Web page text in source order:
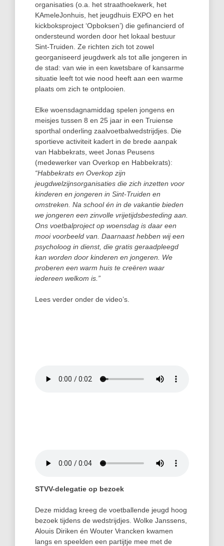
organisaties (o.a. het straathoekwerk, het
KAmeleJonhuis, het jeugdhuis EXPO en het
kickboksproject ‘Opboksen’) die gefinancierd of
ondersteund worden door het lokaal bestuur
Sint-Truiden. Ze richten zich tot zowel
georganiseerd jeugdwerk als tot alle jongeren in
de stad: van wie in een kwetsbare of kansarme
situatie leeft tot wie nood heeft aan een warme
plaats om zich te ontplooien.
Elke woensdagnamiddag spelen jongens en
meisjes tussen 8 en 25 jaar in een Truiense
sporthal onderling zaalvoetbalwedstrijdjes. Die
sportieve activiteit kadert in de brede aanpak
van Habbekrats, weet Jonas Peusens
(medewerker van Overkop en Habbekrats):
“Habbekrats en Overkop zijn
jeugdwelzijnsorganisaties die zich inzetten voor
kinderen en jongeren in Sint-Truiden en
omstreken. Na school én in de vakantie bieden
we jongeren een zinvolle vrijetijdsbesteding aan.
Ons voetbalproject op woensdag is daar een
mooi voorbeeld van. Daarnaast hebben wij een
psycholoog in dienst, die gratis geraadpleegd
kan worden door kinderen en jongeren. We
proberen een warm huis te creëren waar
iedereen welkom is.”
Lees verder onder de video’s.
STVV-delegatie op bezoek
Deze middag kreeg de voetballende jeugd hoog
bezoek tijdens de wedstrijdjes. Wolke Janssens,
Alouis Diriken én Wouter Vrancken kwamen
langs en speelden een partijtje mee met de